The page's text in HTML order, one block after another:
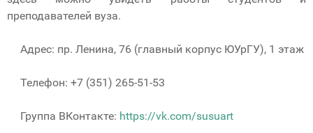
преподавателей вуза.
Адрес: пр. Ленина, 76 (главный корпус ЮУрГУ), 1 этаж
Телефон: +7 (351) 265-51-53
Группа ВКонтакте: https://vk.com/susuart